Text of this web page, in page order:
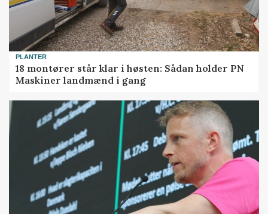
PLANTER
18 montører står klar i høsten: Sådan holder PN
Maskiner landmænd i gang